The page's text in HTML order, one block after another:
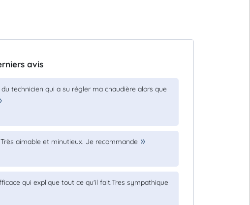
avis
technicien qui a su régler ma chaudière alors que
aimable et minutieux. Je recommande
qui explique tout ce qu'il fait.Tres sympathique